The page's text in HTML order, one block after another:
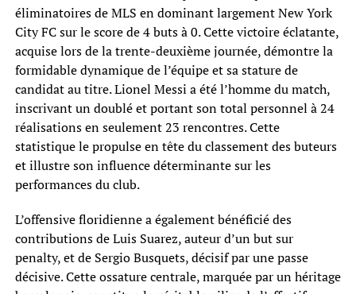
éliminatoires de MLS en dominant largement New York
City FC sur le score de 4 buts à 0. Cette victoire éclatante,
acquise lors de la trente-deuxième journée, démontre la
formidable dynamique de l’équipe et sa stature de
candidat au titre. Lionel Messi a été l’homme du match,
inscrivant un doublé et portant son total personnel à 24
réalisations en seulement 23 rencontres. Cette
statistique le propulse en tête du classement des buteurs
et illustre son influence déterminante sur les
performances du club.
L’offensive floridienne a également bénéficié des
contributions de Luis Suarez, auteur d’un but sur
penalty, et de Sergio Busquets, décisif par une passe
décisive. Cette ossature centrale, marquée par un héritage